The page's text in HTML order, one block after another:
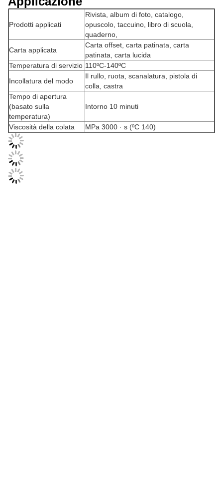
Prodotti applicati
Rivista, album di foto, catalogo,
opuscolo, taccuino, libro di scuola,
quaderno,
Carta applicata
Carta offset, carta patinata, carta
patinata, carta lucida
Temperatura di servizio 110ºC-140ºC
Incollatura del modo
Il rullo, ruota, scanalatura, pistola di
colla, castra
Tempo di apertura
(basato sulla
temperatura)
Intorno 10 minuti
Viscosità della colata MPa 3000 · s (ºC 140)